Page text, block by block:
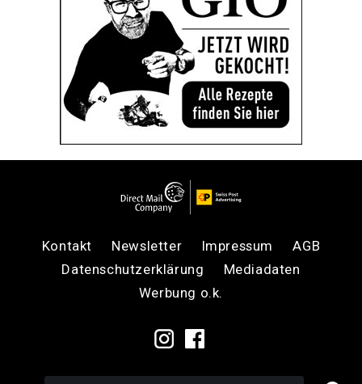
Kontakt Newsletter Impressum
AGB
Datenschutzerklärung
Mediadaten
Werbung o.k.